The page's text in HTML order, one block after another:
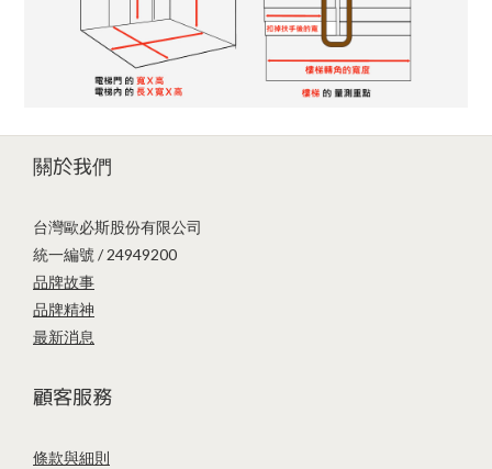
關於我們
台灣歐必斯股份有限公司
統一編號 / 24949200
品牌故事
品牌精神
最新消息
顧客服務
條款與細則